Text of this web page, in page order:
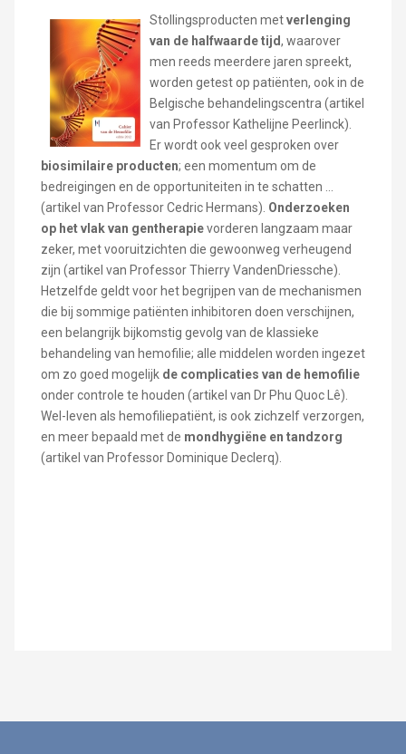
Stollingsproducten metverlenging
van de halfwaarde tijd, waarover
men reeds meerdere jaren spreekt,
worden getest op patiënten, ook in de
Belgische behandelingscentra (artikel
van Professor Kathelijne Peerlinck).
Er wordt ook veel gesproken over
biosimilaire producten; een momentum om de
bedreigingen en de opportuniteiten in te schatten ...
(artikel van Professor Cedric Hermans). Onderzoeken
op het vlak van gentherapievorderen langzaam maar
zeker, met vooruitzichten die gewoonweg verheugend
zijn (artikel van Professor Thierry VandenDriessche).
Hetzelfde geldt voor het begrijpen van de mechanismen
die bij sommige patiënten inhibitoren doen verschijnen,
een belangrijk bijkomstig gevolg van de klassieke
behandeling van hemofilie; alle middelen worden ingezet
om zo goed mogelijk de complicaties van de hemofilie
onder controle te houden (artikel van Dr Phu Quoc Lê).
Wel-leven als hemofiliepatiënt, is ook zichzelf verzorgen,
en meer bepaald met de mondhygiëne en tandzorg
(artikel van Professor Dominique Declerq).